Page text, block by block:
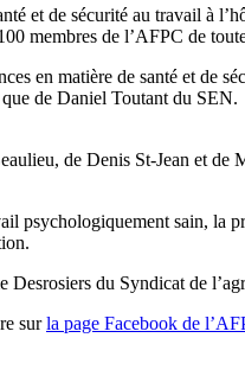
et de sécurité au travail à
membres de l’AFPC de
en matière de santé et de
de Daniel Toutant du
de Denis St-Jean et
psychologiquement sain, la
Desrosiers du Syndicat de
surla page Facebook de